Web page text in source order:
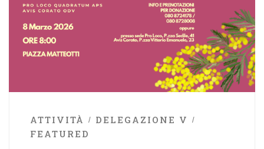
ATTIVITÀ
DELEGAZIONE V
FEATURED